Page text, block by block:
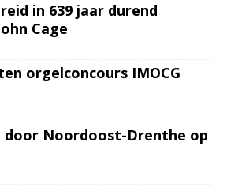
in 639 jaar durend
Cage
orgelconcours IMOCG
Noordoost-Drenthe op